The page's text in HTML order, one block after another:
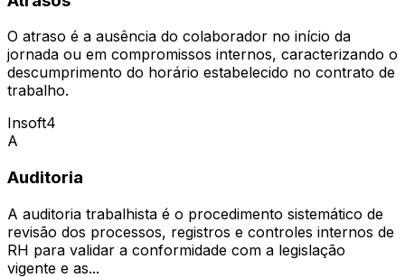
O atraso é a ausência do colaborador no início da
jornada ou em compromissos internos, caracterizando o
descumprimento do horário estabelecido no contrato de
trabalho.
Insoft4
A
Auditoria
A auditoria trabalhista é o procedimento sistemático de
revisão dos processos, registros e controles internos de
RH para validar a conformidade com a legislação
vigente e as...